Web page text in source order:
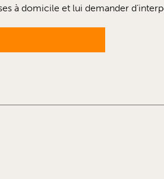
à domicile et lui demander